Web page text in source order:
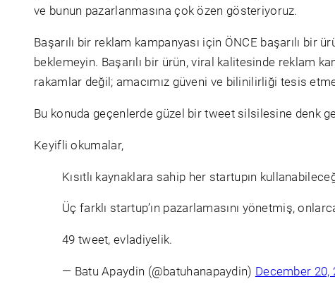
ve bunun pazarlanmasına çok özen gösteriyoruz.
Başarılı bir reklam kampanyası için ÖNCE başarılı bir
beklemeyin. Başarılı bir ürün, viral kalitesinde reklam
rakamlar değil; amacımız güveni ve bilinilirliği tesis
Bu konuda geçenlerde güzel bir tweet silsilesine denk
Keyifli okumalar,
Kısıtlı kaynaklara sahip her startupın
Üç farklı startup’ın pazarlamasını yönetmiş,
49 tweet, evladiyelik.
— Batu Apaydin (@batuhanapaydin) December 20,